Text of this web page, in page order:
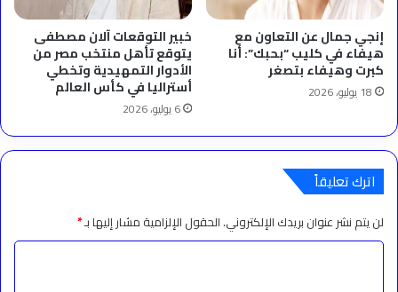
إنجي جمال عن التعاون مع
هيفاء في كليب “بحبك”: أنا
كبرت وهيفاء بتصغر
18 يوليو، 2026
خبير التوقعات آلان مصطفى
يتوقع تأهل منتخب مصر من
الأدوار التمهيدية وتخطي
أستراليا في كأس العالم
6 يوليو، 2026
اترك تعليقاً
لن يتم نشر عنوان بريدك الإلكتروني.الحقول الإلزامية مشار إليها بـ*